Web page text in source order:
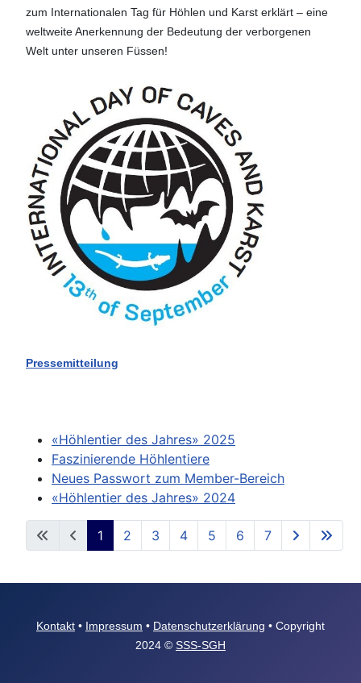
zum Internationalen Tag für Höhlen und Karst erklärt – eine
weltweite Anerkennung der Bedeutung der verborgenen
Welt unter unseren Füssen!
Pressemitteilung
«Höhlentier des Jahres» 2025
Faszinierende Höhlentiere
Neues Passwort zum Member-Bereich
«Höhlentier des Jahres» 2024
Seite 1 von 7
1 2 3 4 5 6 7
Kontakt • Impressum • Datenschutzerklärung • Copyright
2024 © SSS-SGH